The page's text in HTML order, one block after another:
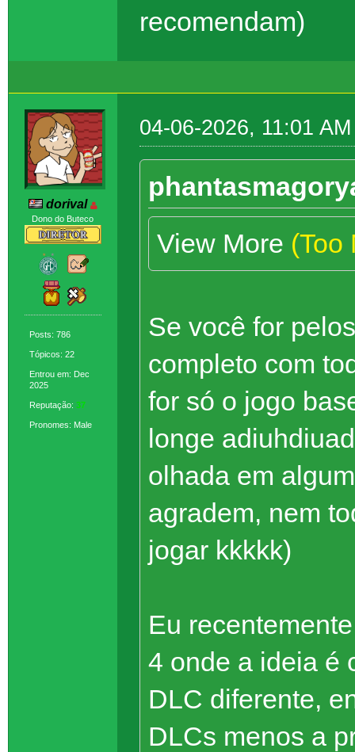
recomendam)
dorival
Dono do Buteco
Posts: 786
Tópicos: 22
Entrou em: Dec
2025
Reputação: 37
Pronomes: Male
04-06-2026, 11:01 AM
View More (Too
Se você for
completo com
for só o jogo
longe
olhada em
agradem, nem
jogar kkkkk)
Eu
4 onde a ideia é
DLC diferente,
DLCs menos a